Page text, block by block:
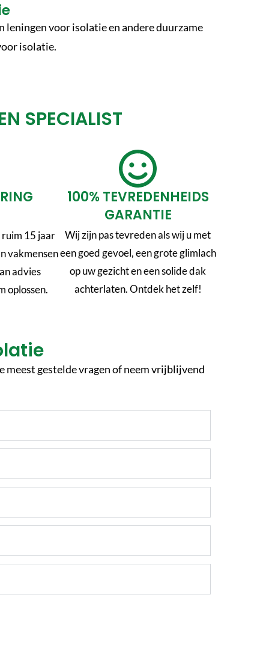
leningen voor isolatie en andere duurzame
isolatie.
SPECIALIST
15 jaar
vakmensen
advies
oplossen.
100% TEVREDENHEIDS
GARANTIE
Wij zijn pas tevreden als wij u met
een goed gevoel, een grote glimlach
op uw gezicht en een solide dak
achterlaten. Ontdek het zelf!
gestelde vragen of neem vrijblijvend